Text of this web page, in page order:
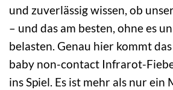
und zuverlässig wissen, ob
– und das am besten, ohne es
belasten. Genau hier kommt
baby non-contact Infrarot-
ins Spiel. Es ist mehr als nur ein